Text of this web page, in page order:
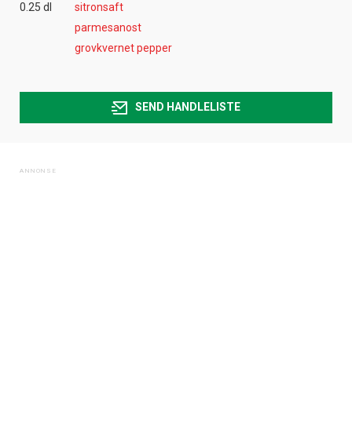
0.25 dl
sitronsaft
parmesanost
grovkvernet pepper
SEND HANDLELISTE